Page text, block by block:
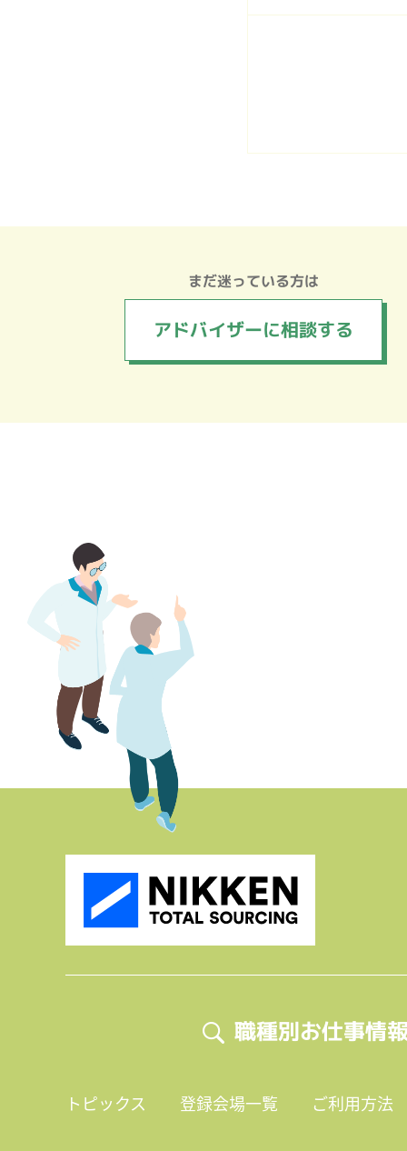
まだ迷っている方は
アドバイザーに相談する
職種別お仕事情
トピックス 登録会場一覧 ご利用方法